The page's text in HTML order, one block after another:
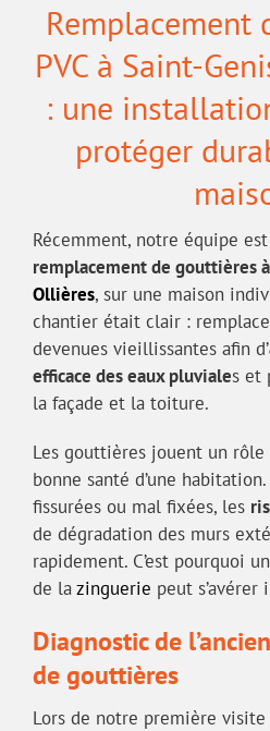
Remplacement
PVC à Saint-
: une
protéger
Récemment, notre équipe
remplacement de gouttières à
Ollières, sur une maison
chantier était clair :
devenues vieillissantes afin d’
efficace des eaux pluviales et
la façade et la toiture.
Les gouttières jouent un rôle
bonne santé d’une
fissurées ou mal fixées, les
de dégradation des murs
rapidement. C’est pourquoi
de lazinguerie peut s’avérer
Diagnostic de
de gouttières
Lors de notre première visite